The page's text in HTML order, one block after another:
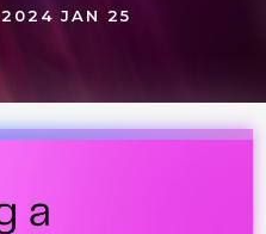
2024 JAN 25